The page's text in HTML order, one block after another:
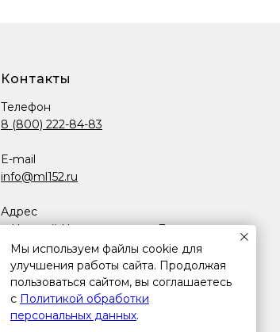
Мы используем файлы cookie для
улучшения работы сайта. Продолжая
пользоваться сайтом, вы соглашаетесь
с Политикой обработки
персональных данных.
Контакты
Телефон
8 (800) 222-84-83
E-mail
info@ml152.ru
Адрес
г. Нижний Новгород, пр-кт Ленина,
д. 98д к. 1, помещ. п6
Режим работы
Пн-Пт.: 8:00-17:00 (МСК)